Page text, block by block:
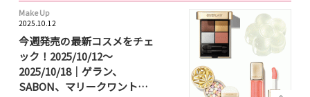
Make Up
2025.10.12
今週発売の最新コスメをチェ
ック！2025/10/12～
2025/10/18｜ゲラン、
SABON、マリークワント…